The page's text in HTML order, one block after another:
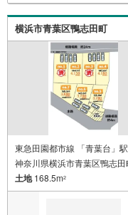
情報ですお客様
時にはお車の無
タッフまでお問
パー、ドラック
件レポート」お
自宅や指定場所
横浜市青葉区鴨志田町
東急田園都市線 「青葉台」
神奈川県横浜市青葉区鴨志田
土地168.5m2